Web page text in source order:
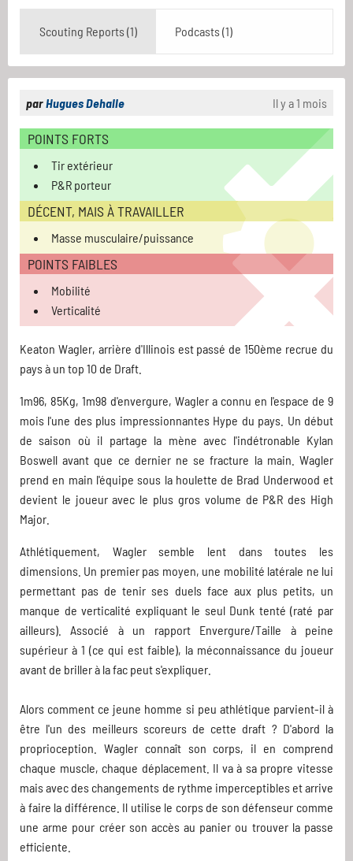
Scouting Reports (1) Podcasts (1)
parHugues Dehalle Il y a 1 mois
POINTS FORTS
Tir extérieur
P&R porteur
DÉCENT, MAIS À TRAVAILLER
Masse musculaire/puissance
POINTS FAIBLES
Mobilité
Verticalité
Keaton Wagler, arrière d'Illinois est passé de 150ème recrue du
pays à un top 10 de Draft.
1m96, 85Kg, 1m98 d'envergure, Wagler a connu en l'espace de 9
mois l'une des plus impressionnantes Hype du pays. Un début
de saison où il partage la mène avec l'indétronable Kylan
Boswell avant que ce dernier ne se fracture la main. Wagler
prend en main l'équipe sous la houlette de Brad Underwood et
devient le joueur avec le plus gros volume de P&R des High
Major.
Athlétiquement, Wagler semble lent dans toutes les
dimensions. Un premier pas moyen, une mobilité latérale ne lui
permettant pas de tenir ses duels face aux plus petits, un
manque de verticalité expliquant le seul Dunk tenté (raté par
ailleurs). Associé à un rapport Envergure/Taille à peine
supérieur à 1 (ce qui est faible), la méconnaissance du joueur
avant de briller à la fac peut s'expliquer.
Alors comment ce jeune homme si peu athlétique parvient-il à
être l'un des meilleurs scoreurs de cette draft ? D'abord la
proprioception. Wagler connaît son corps, il en comprend
chaque muscle, chaque déplacement. Il va à sa propre vitesse
mais avec des changements de rythme imperceptibles et arrive
à faire la différence. Il utilise le corps de son défenseur comme
une arme pour créer son accès au panier ou trouver la passe
efficiente.